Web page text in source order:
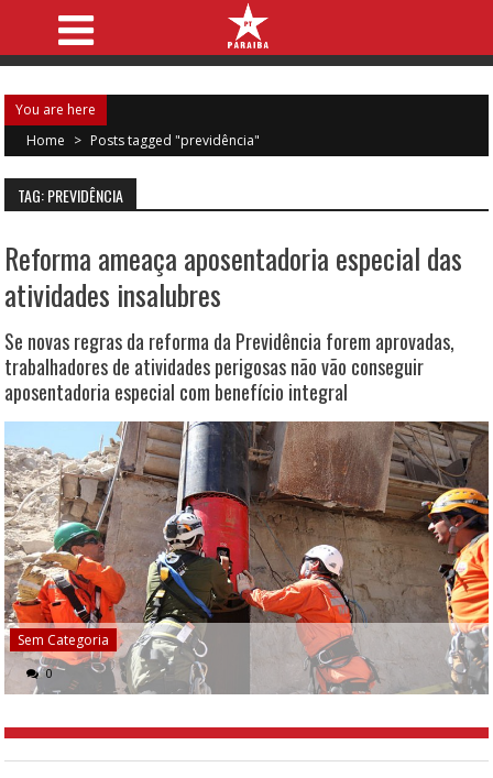
You are here
Home > Posts tagged "previdência"
TAG: PREVIDÊNCIA
Reforma ameaça aposentadoria especial das
atividades insalubres
Se novas regras da reforma da Previdência forem aprovadas,
trabalhadores de atividades perigosas não vão conseguir
aposentadoria especial com benefício integral
Sem Categoria
0